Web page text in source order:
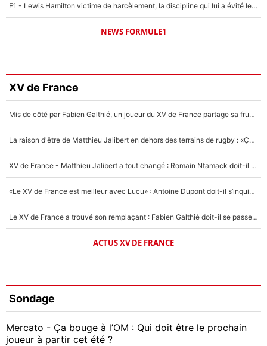
F1 - Lewis Hamilton victime de harcèlement, la discipline qui lui a évité le pire : «J'aurais probablement mal tourné»
NEWS FORMULE1
XV de France
Mis de côté par Fabien Galthié, un joueur du XV de France partage sa frustration : «ils ne me l’ont pas dit tout de suite»
La raison d'être de Matthieu Jalibert en dehors des terrains de rugby : «Ça m'atteint autant que si tu touches à un membre de ma famille»
XV de France - Matthieu Jalibert a tout changé : Romain Ntamack doit-il s’inquiéter pour sa place à un an de la Coupe du monde ?
«Le XV de France est meilleur avec Lucu» : Antoine Dupont doit-il s’inquiéter pour sa place ?
Le XV de France a trouvé son remplaçant : Fabien Galthié doit-il se passer d'Antoine Dupont ?
ACTUS XV DE FRANCE
Sondage
Mercato - Ça bouge à l’OM : Qui doit être le prochain
joueur à partir cet été ?